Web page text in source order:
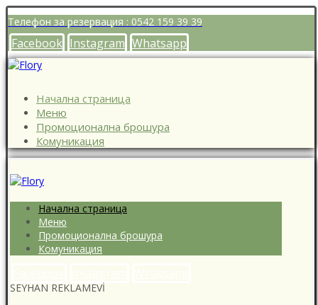
Телефон за резервация : 0542 159 39 39
Facebook Instagram Whatsapp
Начална страница
Меню
Промоционална брошура
Комуникация
Начална страница
Меню
Промоционална брошура
Комуникация
SEYHAN REKLAMEVİ